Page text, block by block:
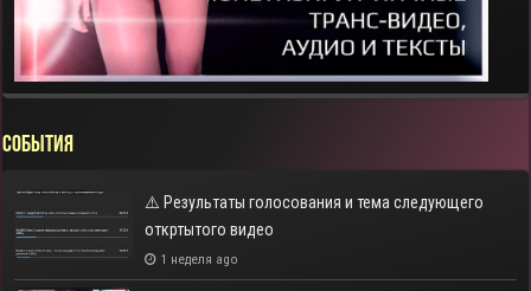
СОБЫТИЯ
⚠️ Результаты голосования и тема следующего
откртытого видео
1 неделя ago